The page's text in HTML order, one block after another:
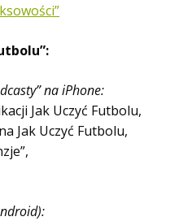
na iPhone:
Jak Uczyć Futbolu,
Jak Uczyć Futbolu,